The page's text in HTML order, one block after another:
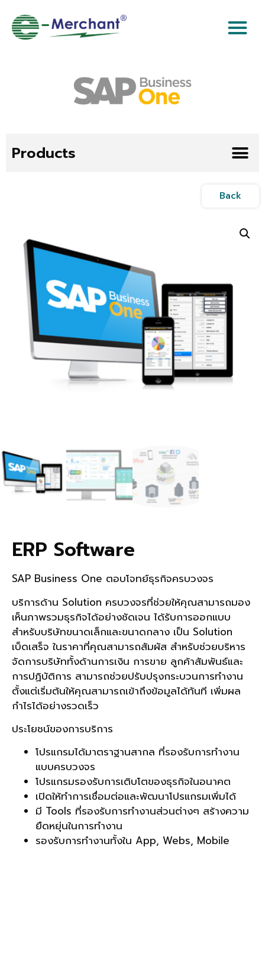
Products
Back
ERP Software
SAP Business One ตอบโจทย์ธุรกิจครบวงจร
บริการด้าน Solution ครบวงจรที่ช่วยให้คุณสามารถมอง
เห็นภาพรวมธุรกิจได้อย่างชัดเจน ได้รับการออกแบบ
สำหรับบริษัทขนาดเล็กและขนาดกลาง เป็น Solution
เบ็ดเสร็จ ในราคาที่คุณสามารถสัมผัส สำหรับช่วยบริหาร
จัดการบริษัททั้งด้านการเงิน การขาย ลูกค้าสัมพันธ์และ
การปฏิบัติการ สามารถช่วยปรับปรุงกระบวนการทำงาน
ตั้งแต่เริ่มต้นให้คุณสามารถเข้าถึงข้อมูลได้ทันที เพิ่มผล
กำไรได้อย่างรวดเร็ว
ประโยชน์ของการบริการ
โปรแกรมได้มาตราฐานสากล ที่รองรับการทำงาน
แบบครบวงจร
โปรแกรมรองรับการเติบโตของธุรกิจในอนาคต
เปิดให้ทำการเชื่อมต่อและพัฒนาโปรแกรมเพิ่มได้
มี Tools ที่รองรับการทำงานส่วนต่างๆ สร้างความ
ยืดหยุ่นในการทำงาน
รองรับการทำงานทั้งใน App, Webs, Mobile